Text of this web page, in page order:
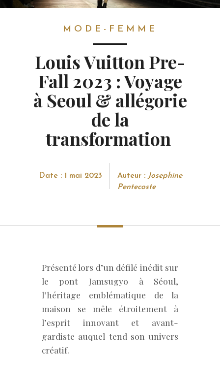
MODE-FEMME
Louis Vuitton Pre-
Fall 2023 : Voyage
à Seoul & allégorie
de la
transformation
Date : 1 mai 2023 Auteur : Josephine
Pentecoste
Présenté lors d’un défilé inédit sur
le pont Jamsugyo à Séoul,
l’héritage emblématique de la
maison se mêle étroitement à
l’esprit innovant et avant-
gardiste auquel tend son univers
créatif.